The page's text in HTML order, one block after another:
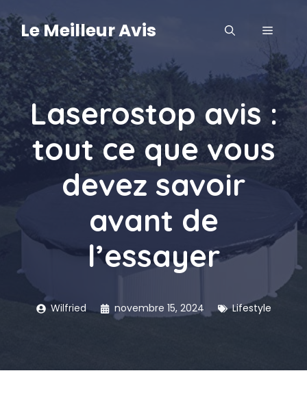
au
contenu
Le Meilleur Avis MENU
Laserostop avis :
tout ce que vous
devez savoir
avant de
l’essayer
Wilfried novembre 15, 2024 Lifestyle